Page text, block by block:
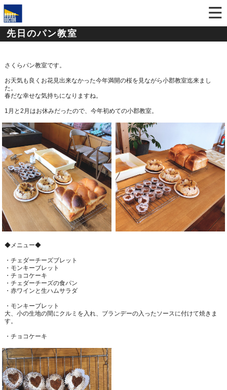
先日のパン教室
さくらパン教室です。
お天気も良くお花見出来なかった今年満開の桜を見ながら小郡教室迄来まし
た。
春だな幸せな気持ちになりますね。
1 月と 2 月はお休みだったので、 今年初めての小郡教室。
◆メニュー◆
・チェダーチーズブレット
・モンキーブレット
・チョコケーキ
・チェダーチーズの食パン
・赤ワインと生ハムサラダ
・モンキーブレット
大、小の生地の間にクルミを入れ、ブランデーの入ったソースに付けて焼きま
す。
・チョコケーキ